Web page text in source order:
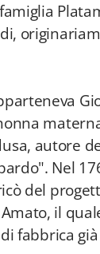
autore
Nel
del
il
fabbrica